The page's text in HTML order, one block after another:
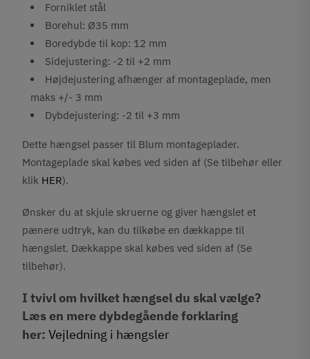
Forniklet stål
Borehul: Ø35 mm
Boredybde til kop: 12 mm
Sidejustering: -2 til +2 mm
Højdejustering afhænger af montageplade, men
maks +/- 3 mm
Dybdejustering: -2 til +3 mm
Dette hængsel passer til Blum montageplader.
Montageplade skal købes ved siden af (Se tilbehør eller
klik HER).
Ønsker du at skjule skruerne og giver hængslet et
pænere udtryk, kan du tilkøbe en dækkappe til
hængslet. Dækkappe skal købes ved siden af (Se
tilbehør).
I tvivl om hvilket hængsel du skal vælge?
Læs en mere dybdegående forklaring
her: Vejledning i hængsler